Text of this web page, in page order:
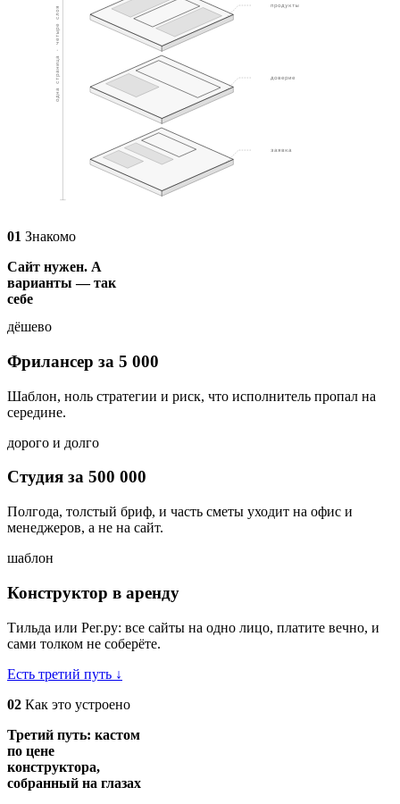
продукты
доверие
заявка
одна страница · четыре слоя
01 Знакомо
Сайт нужен. А
варианты — так
себе
дёшево
Фрилансер за 5 000
Шаблон, ноль стратегии и риск, что исполнитель пропал на
середине.
дорого и долго
Студия за 500 000
Полгода, толстый бриф, и часть сметы уходит на офис и
менеджеров, а не на сайт.
шаблон
Конструктор в аренду
Тильда или Рег.ру: все сайты на одно лицо, платите вечно, и
сами толком не соберёте.
Есть третий путь ↓
02 Как это устроено
Третий путь: кастом
по цене
конструктора,
собранный на глазах